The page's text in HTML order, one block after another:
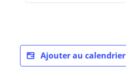
Ajouter au calendrier